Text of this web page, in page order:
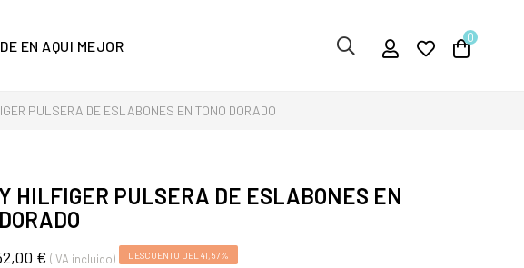
EN AQUI MEJOR 0
PULSERA DE ESLABONES EN TONO DORADO
HILFIGER PULSERA DE ESLABONES EN
€ (IVA incluido) DESCUENTO DEL 41,57%